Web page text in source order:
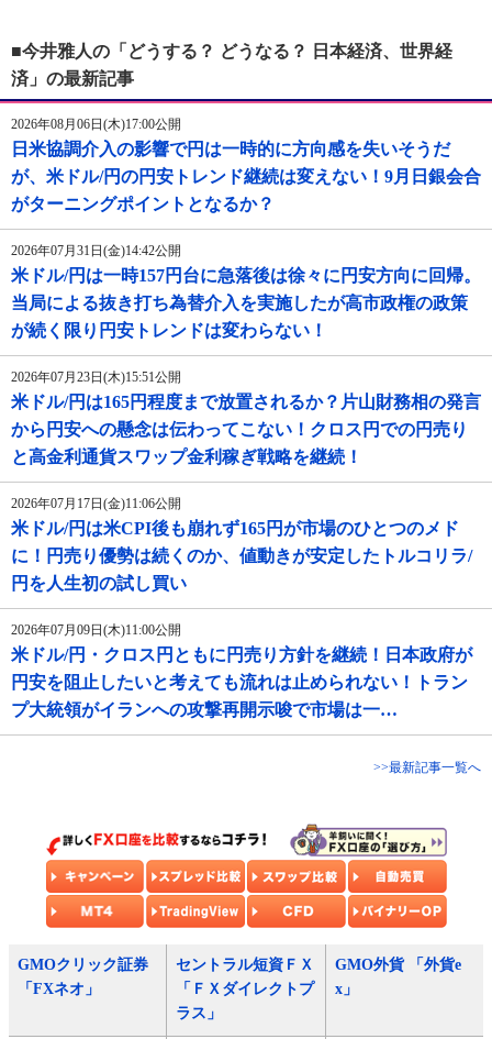
■今井雅人の「どうする？ どうなる？ 日本経済、世界経
済」の最新記事
2026年08月06日(木)17:00公開
日米協調介入の影響で円は一時的に方向感を失いそうだ
が、米ドル/円の円安トレンド継続は変えない！9月日銀会合
がターニングポイントとなるか？
2026年07月31日(金)14:42公開
米ドル/円は一時157円台に急落後は徐々に円安方向に回帰。
当局による抜き打ち為替介入を実施したが高市政権の政策
が続く限り円安トレンドは変わらない！
2026年07月23日(木)15:51公開
米ドル/円は165円程度まで放置されるか？片山財務相の発言
から円安への懸念は伝わってこない！クロス円での円売り
と高金利通貨スワップ金利稼ぎ戦略を継続！
2026年07月17日(金)11:06公開
米ドル/円は米CPI後も崩れず165円が市場のひとつのメド
に！円売り優勢は続くのか、値動きが安定したトルコリラ/
円を人生初の試し買い
2026年07月09日(木)11:00公開
米ドル/円・クロス円ともに円売り方針を継続！日本政府が
円安を阻止したいと考えても流れは止められない！トラン
プ大統領がイランへの攻撃再開示唆で市場は一…
>>最新記事一覧へ
GMOクリック証券
「FXネオ」
セントラル短資ＦＸ
「ＦＸダイレクトプ
ラス」
GMO外貨 「外貨e
x」